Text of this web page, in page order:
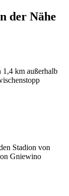
der Nähe
km außerhalb
Stadion von
Gniewino